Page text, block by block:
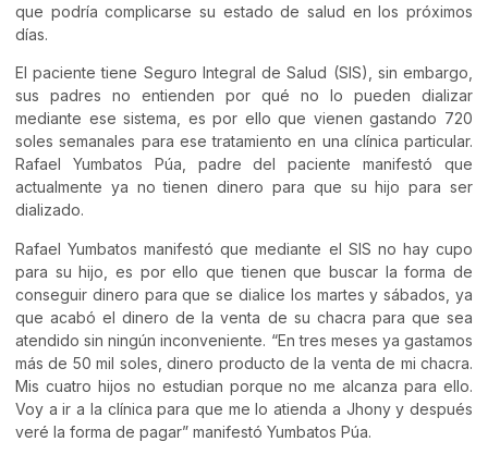
que podría complicarse su estado de salud en los próximos
días.
El paciente tiene Seguro Integral de Salud (SIS), sin embargo,
sus padres no entienden por qué no lo pueden dializar
mediante ese sistema, es por ello que vienen gastando 720
soles semanales para ese tratamiento en una clínica particular.
Rafael Yumbatos Púa, padre del paciente manifestó que
actualmente ya no tienen dinero para que su hijo para ser
dializado.
Rafael Yumbatos manifestó que mediante el SIS no hay cupo
para su hijo, es por ello que tienen que buscar la forma de
conseguir dinero para que se dialice los martes y sábados, ya
que acabó el dinero de la venta de su chacra para que sea
atendido sin ningún inconveniente. “En tres meses ya gastamos
más de 50 mil soles, dinero producto de la venta de mi chacra.
Mis cuatro hijos no estudian porque no me alcanza para ello.
Voy a ir a la clínica para que me lo atienda a Jhony y después
veré la forma de pagar” manifestó Yumbatos Púa.